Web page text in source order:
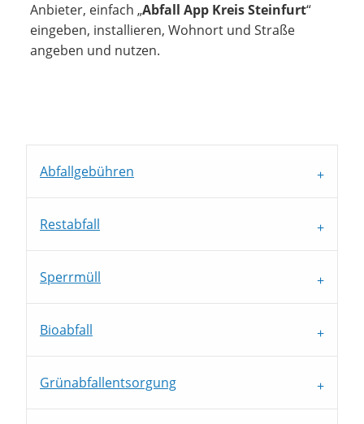
Anbieter, einfach „Abfall App Kreis Steinfurt“
eingeben, installieren, Wohnort und Straße
angeben und nutzen.
Abfallgebühren
Restabfall
Sperrmüll
Bioabfall
Grünabfallentsorgung